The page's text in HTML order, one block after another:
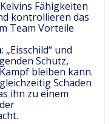
Fähigkeiten
kontrollieren das
Team Vorteile
: „Eisschild“ und
Schutz,
bleiben kann.
Schaden
ihn zu einem